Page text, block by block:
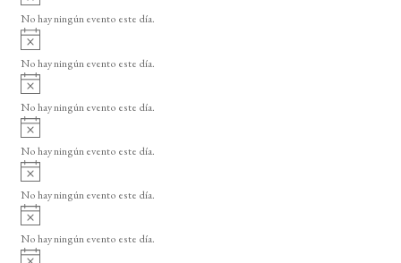
o
v
i
o
No hay ningún evento este día.
A
v
i
o
No hay ningún evento este día.
A
v
i
o
No hay ningún evento este día.
A
v
i
o
No hay ningún evento este día.
A
v
i
o
No hay ningún evento este día.
A
v
i
No hay ningún evento este día.
A